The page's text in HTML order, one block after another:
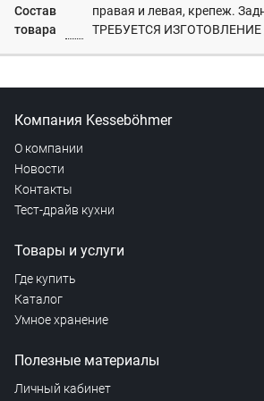
Состав
товара
правая и левая, крепеж.
ТРЕБУЕТСЯ
Компания Kesseböhmer
О компании
Новости
Контакты
Тест-драйв кухни
Товары и услуги
Где купить
Каталог
Умное хранение
Полезные материалы
Личный кабинет